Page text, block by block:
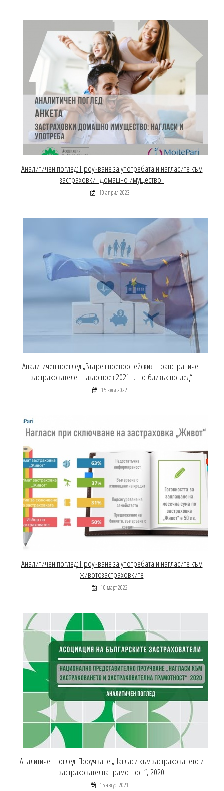
Аналитичен поглед: Проучване за употребата и нагласите към
застраховки "Домашно имущество"
10 април 2023
Аналитичен преглед „Вътрешноевропейският трансграничен
застрахователен пазар през 2021 г.: по-близък поглед“
15 юли 2022
Аналитичен поглед: Проучване за употребата и нагласите към
животозастраховките
10 март 2022
Аналитичен поглед: Проучване „Нагласи към застраховането и
застрахователна грамотност“, 2020
15 август 2021